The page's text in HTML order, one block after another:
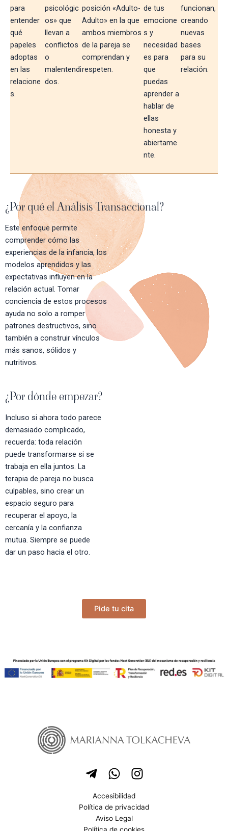
para
entender
qué
papeles
adoptas
en las
relacione
s.
psicológic
os» que
llevan a
conflictos
o
malentendi
dos.
posición «Adulto-
Adulto» en la que
ambos miembros
de la pareja se
comprendan y
respeten.
de tus
emocione
s y
necesidad
es para
que
puedas
aprender a
hablar de
ellas
honesta y
abiertame
nte.
funcionan,
creando
nuevas
bases
para su
relación.
¿Por qué el Análisis Transaccional?
Este enfoque permite
comprender cómo las
experiencias de la infancia, los
modelos aprendidos y las
expectativas influyen en la
relación actual. Tomar
conciencia de estos procesos
ayuda no solo a romper
patrones destructivos, sino
también a construir vínculos
más sanos, sólidos y
nutritivos.
¿Por dónde empezar?
Incluso si ahora todo parece
demasiado complicado,
recuerda: toda relación
puede transformarse si se
trabaja en ella juntos. La
terapia de pareja no busca
culpables, sino crear un
espacio seguro para
recuperar el apoyo, la
cercanía y la confianza
mutua. Siempre se puede
dar un paso hacia el otro.
Pide tu cita
Accesibilidad
Política de privacidad
Aviso Legal